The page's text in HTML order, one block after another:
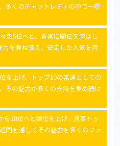
多くのチャットレディの中で一際
の5位へと、着実に順位を伸ばし
力を兼ね備え、安定した人気を誇
を上げ、トップ10の常連としての
その魅力が多くの支持を集め続け
ら10位へと順位を上げ、見事トッ
間を通してその魅力を多くのファ